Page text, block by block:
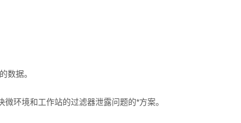
数据。
环境和工作站的过滤器泄露问题的*方案。